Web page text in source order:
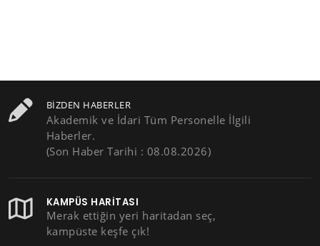
BIZDEN HABERLER
Akademik ve İdari Tüm Personelle İlgili
Haberler.
(Son Haber Tarihi : 08.08.2026)
KAMPÜS HARITASI
Merak ettiğin yeri haritadan seç,
kampüste keşfe çık!